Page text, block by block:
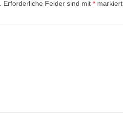
Erforderliche Felder sind mit * markiert